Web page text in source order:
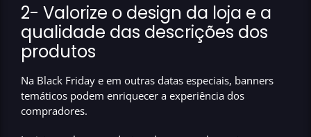
2- Valorize o design da loja e a
qualidade das descrições dos
produtos
Na Black Friday e em outras datas especiais, banners
temáticos podem enriquecer a experiência dos
compradores.